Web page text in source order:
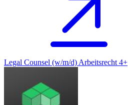
Legal Counsel (w/m/d) Arbeitsrecht 4+